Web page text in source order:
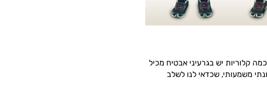
קלוריות יש בגרעיני אבטיח מכיל
בערך תזונתי משמעותי, שכדאי לנו לשלב